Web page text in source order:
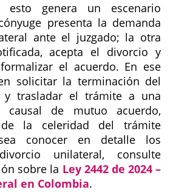
esto genera un escenario
presenta la demanda
ante el juzgado; la otra
acepta el divorcio y
el acuerdo. En ese
solicitar la terminación del
y trasladar el trámite a una
de mutuo acuerdo,
de la celeridad del trámite
conocer en detalle los
unilateral, consulte
sobre la Ley 2442 de 2024 –
en Colombia.